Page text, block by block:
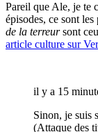
Pareil que Ale, je te
épisodes, ce sont les
de la terreursont
article culture sur
il y a 15
Sinon, je suis
(Attaque des